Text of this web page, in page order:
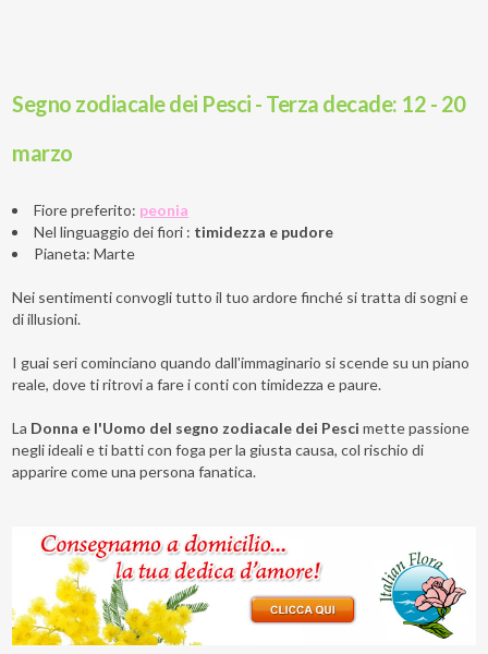
Segno zodiacale dei Pesci - Terza decade: 12 - 20
marzo
Fiore preferito: peonia
Nel linguaggio dei fiori : timidezza e pudore
Pianeta: Marte
Nei sentimenti convogli tutto il tuo ardore finché si tratta di sogni e
di illusioni.
I guai seri cominciano quando dall'immaginario si scende su un piano
reale, dove ti ritrovi a fare i conti con timidezza e paure.
La Donna e l'Uomo del segno zodiacale dei Pescimette passione
negli ideali e ti batti con foga per la giusta causa, col rischio di
apparire come una persona fanatica.